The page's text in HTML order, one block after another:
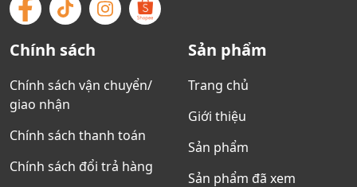
Chính sách
Chính sách vận chuyển/
giao nhận
Chính sách thanh toán
Chính sách đổi trả hàng
Sản phẩm
Trang chủ
Giới thiệu
Sản phẩm
Sản phẩm đã xem